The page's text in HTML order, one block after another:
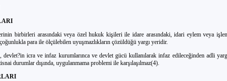
birbirleri arasındaki veya özel hukuk kişileri ile idare arasındaki, idari eylem veya
para ile ölçülebilen uyuşmazlıkların çözüldüğü yargı yeridir.
devlet?in icra ve infaz kurumlarınca ve devlet gücü kullanılarak infaz edileceğinden adli
durumlar dışında, uygulanmama problemi ile karşılaşılmaz(4).